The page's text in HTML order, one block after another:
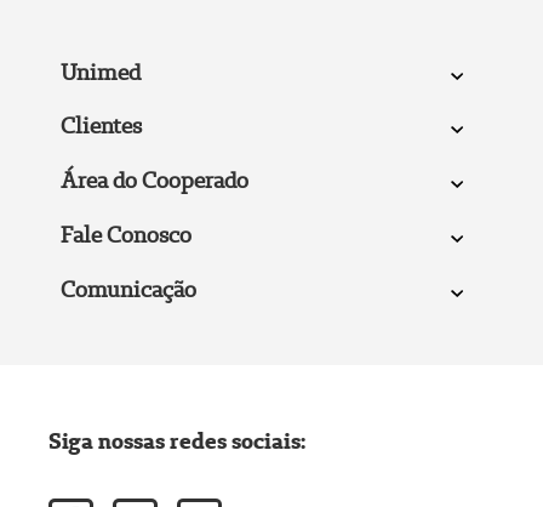
Unimed
Clientes
Área do Cooperado
Fale Conosco
Comunicação
Siga nossas redes sociais: